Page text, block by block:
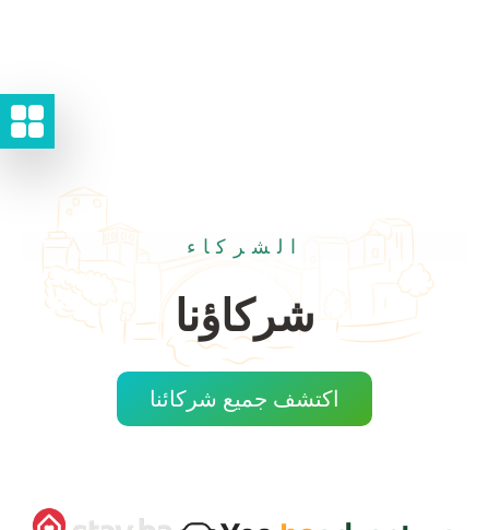
الشركاء
شركاؤنا
اكتشف جميع شركائنا